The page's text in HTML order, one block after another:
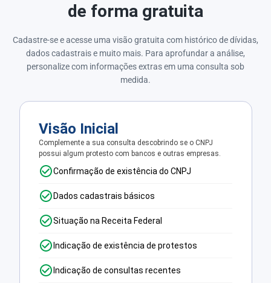
de forma gratuita
Cadastre-se e acesse uma visão gratuita com histórico de dívidas,
dados cadastrais e muito mais. Para aprofundar a análise,
personalize com informações extras em uma consulta sob
medida.
Visão Inicial
Complemente a sua consulta descobrindo se o CNPJ
possui algum protesto com bancos e outras empresas.
Confirmação de existência do CNPJ
Dados cadastrais básicos
Situação na Receita Federal
Indicação de existência de protestos
Indicação de consultas recentes